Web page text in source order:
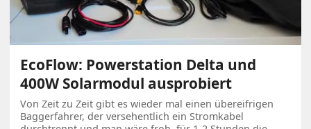
EcoFlow: Powerstation Delta und
400W Solarmodul ausprobiert
Von Zeit zu Zeit gibt es wieder mal einen übereifrigen
Baggerfahrer, der versehentlich ein Stromkabel